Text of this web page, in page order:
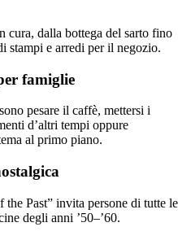
cura, dalla bottega del sarto fino
stampi e arredi per il negozio.
famiglie
pesare il caffè, mettersi i
d’altri tempi oppure
al primo piano.
the Past” invita persone di tutte le
degli anni ’50–’60.